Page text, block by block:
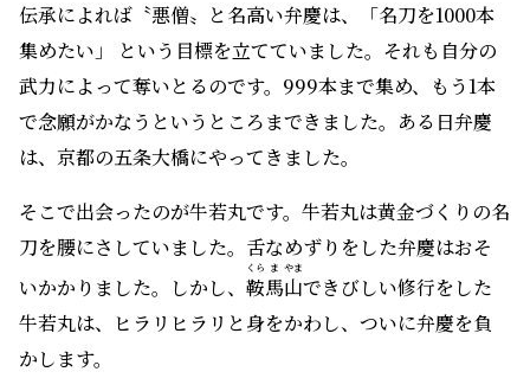
伝承によれば〝悪僧〟と名高い弁慶は、「名刀を1000本
集めたい」 という目標を立てていました。それも自分の
武力によって奪いとるのです。999本まで集め、もう1本
で念願がかなうというところまできました。ある日弁慶
は、京都の五条大橋にやってきました。
そこで出会ったのが牛若丸です。牛若丸は黄金づくりの名
刀を腰にさしていました。舌なめずりをした弁慶はおそ
いかかりました。しかし、 鞍
くら
馬
ま
山
やま
できびしい修行をした
牛若丸は、ヒラリヒラリと身をかわし、ついに弁慶を負
かします。